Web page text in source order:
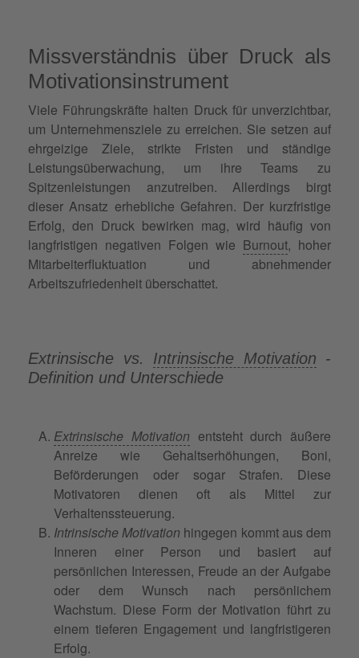
Missverständnis über Druck als
Motivationsinstrument
Viele Führungskräfte halten Druck für unverzichtbar,
um Unternehmensziele zu erreichen. Sie setzen auf
ehrgeizige Ziele, strikte Fristen und ständige
Leistungsüberwachung, um ihre Teams zu
Spitzenleistungen anzutreiben. Allerdings birgt
dieser Ansatz erhebliche Gefahren. Der kurzfristige
Erfolg, den Druck bewirken mag, wird häufig von
langfristigen negativen Folgen wie Burnout, hoher
Mitarbeiterfluktuation und abnehmender
Arbeitszufriedenheit überschattet.
Extrinsische vs. Intrinsische Motivation -
Definition und Unterschiede
Extrinsische Motivation entsteht durch äußere
Anreize wie Gehaltserhöhungen, Boni,
Beförderungen oder sogar Strafen. Diese
Motivatoren dienen oft als Mittel zur
Verhaltenssteuerung.
Intrinsische Motivation hingegen kommt aus dem
Inneren einer Person und basiert auf
persönlichen Interessen, Freude an der Aufgabe
oder dem Wunsch nach persönlichem
Wachstum. Diese Form der Motivation führt zu
einem tieferen Engagement und langfristigeren
Erfolg.